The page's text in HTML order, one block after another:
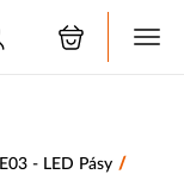
E03 - LED Pásy /